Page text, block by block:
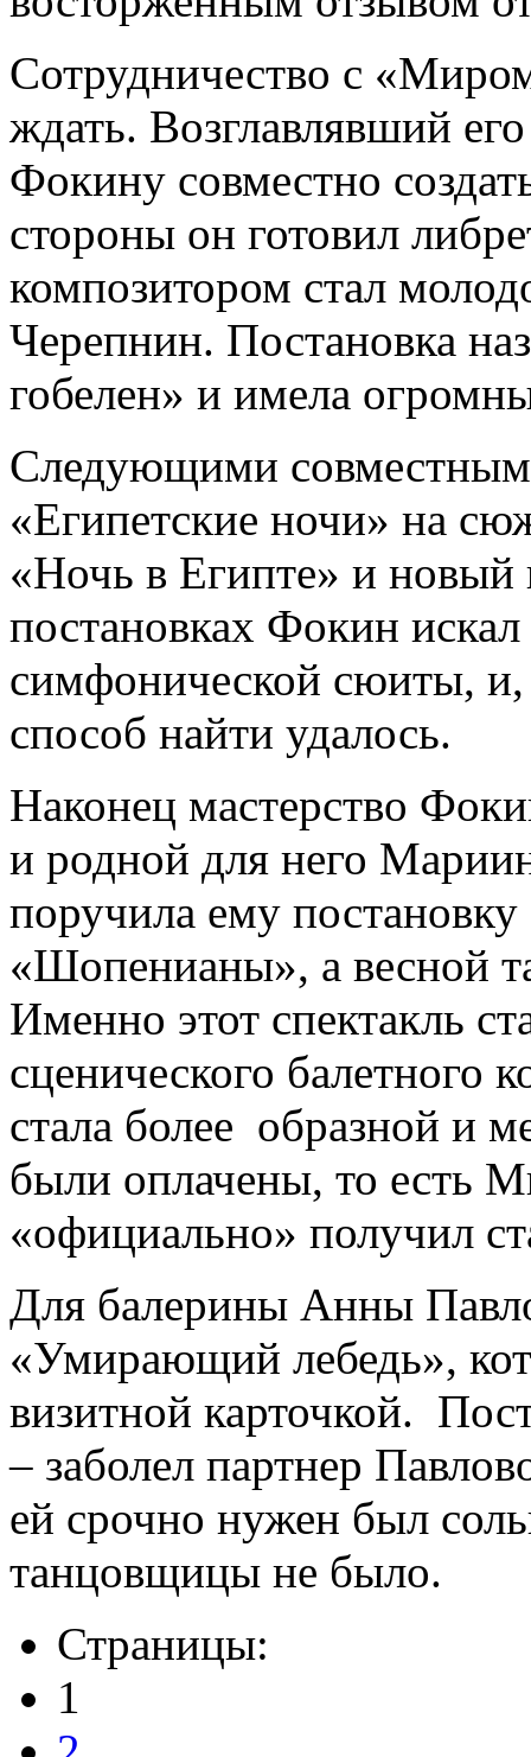
Сотрудничество с
ждать. Возглавлявший
Фокину совместно
стороны он готовил
композитором стал
Черепнин. Постановка
гобелен» и имела
Следующими
«Египетские ночи» на
«Ночь в Египте» и
постановках Фокин
симфонической сюиты,
способ найти удалось.
Наконец мастерство
и родной для него
поручила ему
«Шопенианы», а весной
Именно этот спектакль
сценического балетного
стала более образной и
были оплачены, то есть
«официально» получил
Для балерины Анны
«Умирающий лебедь»,
визитной карточкой.
– заболел партнер
ей срочно нужен был
танцовщицы не было.
Страницы:
1